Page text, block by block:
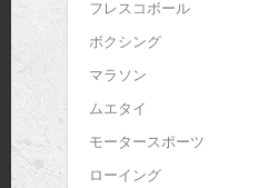
フレスコボール
ボクシング
マラソン
ムエタイ
モータースポーツ
ローイング